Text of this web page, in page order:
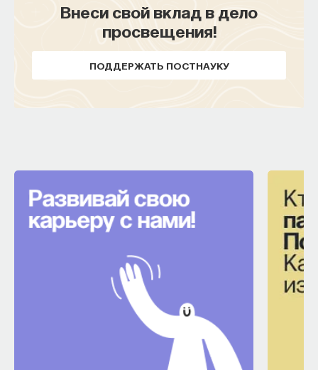
Внеси свой вклад в дело
просвещения!
ПОДДЕРЖАТЬ ПОСТНАУКУ
НАУКА
237 публикаций
ЖУРНАЛ
ФИЛОСОФСКИЙ ПОИСК: НАЧАЛА